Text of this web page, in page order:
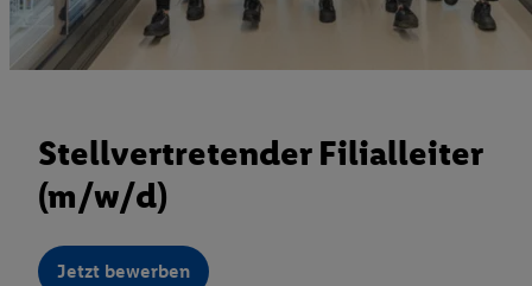
Stellvertretender Filialleiter
(m/w/d)
Jetzt bewerben